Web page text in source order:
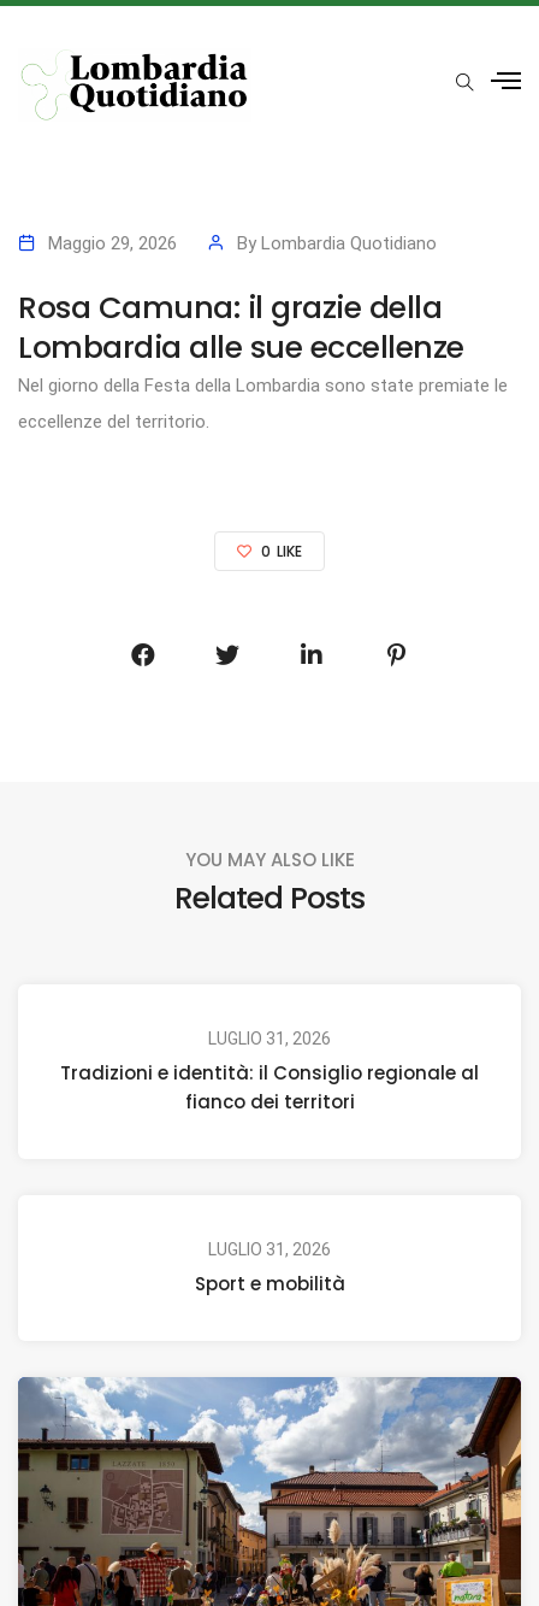
Maggio 29, 2026 By Lombardia Quotidiano
Rosa Camuna: il grazie della
Lombardia alle sue eccellenze
Nel giorno della Festa della Lombardia sono state premiate le
eccellenze del territorio.
0 LIKE
YOU MAY ALSO LIKE
Related Posts
LUGLIO 31, 2026
Tradizioni e identità: il Consiglio regionale al
fianco dei territori
LUGLIO 31, 2026
Sport e mobilità